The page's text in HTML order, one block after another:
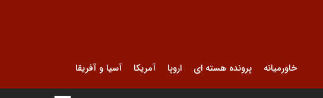
خاورمیانه پرونده هسته ای اروپا آمریکا آسیا و آفریقا